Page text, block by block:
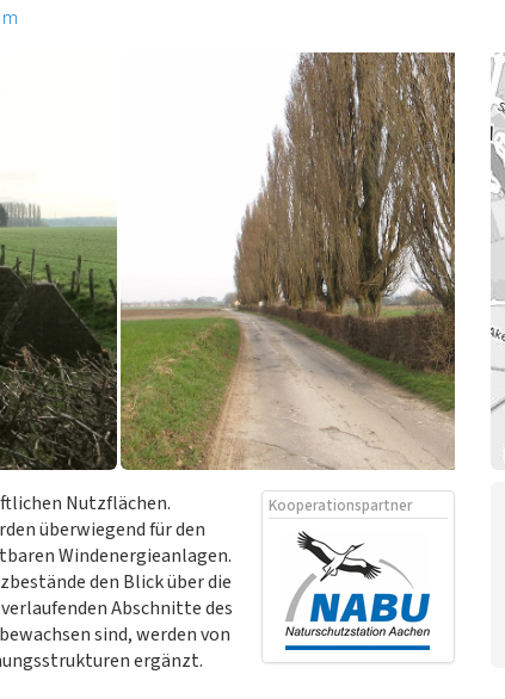
Kooperationspartner
Nutzflächen.
überwiegend für den
Windenergieanlagen.
den Blick über die
Abschnitte des
sind, werden von
ergänzt.